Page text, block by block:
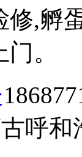
修,孵
。
呼和